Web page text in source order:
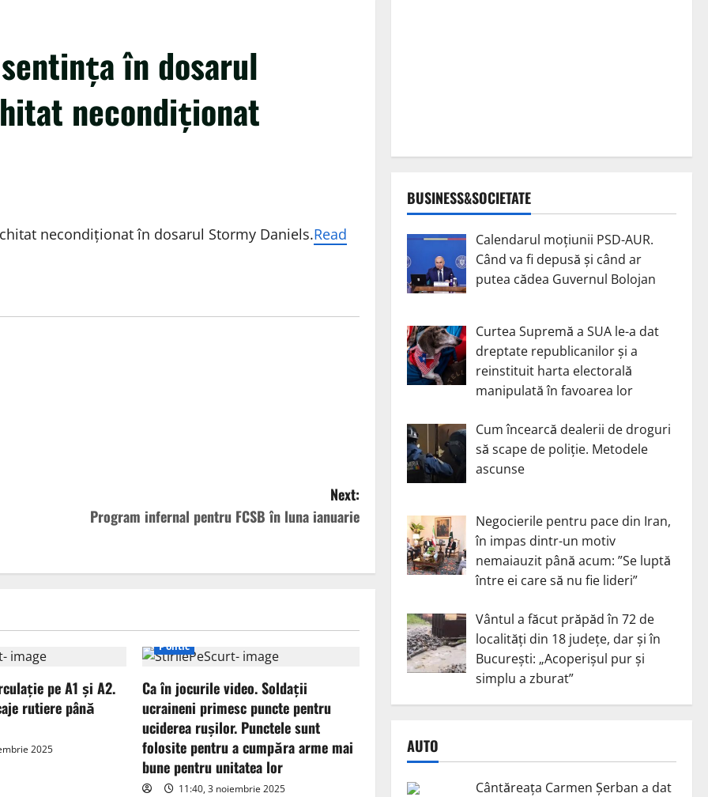
în dosarul
necondiţionat
necondiţionat în dosarul Stormy Daniels.Read
Next:
Program infernal pentru FCSB în luna ianuarie
pe A1 și A2.
rutiere până
2025
Politic
Ca în jocurile video. Soldații
ucraineni primesc puncte pentru
uciderea rușilor. Punctele sunt
folosite pentru a cumpăra arme mai
bune pentru unitatea lor
11:40, 3 noiembrie 2025
BUSINESS&SOCIETATE
Calendarul moțiunii PSD-AUR.
Când va fi depusă și când ar
putea cădea Guvernul Bolojan
Curtea Supremă a SUA le-a dat
dreptate republicanilor și a
reinstituit harta electorală
manipulată în favoarea lor
Cum încearcă dealerii de droguri
să scape de poliție. Metodele
ascunse
Negocierile pentru pace din Iran,
în impas dintr-un motiv
nemaiauzit până acum: ”Se luptă
între ei care să nu fie lideri”
Vântul a făcut prăpăd în 72 de
localități din 18 județe, dar și în
București: „Acoperișul pur și
simplu a zburat”
AUTO
Cântăreața Carmen Șerban a dat